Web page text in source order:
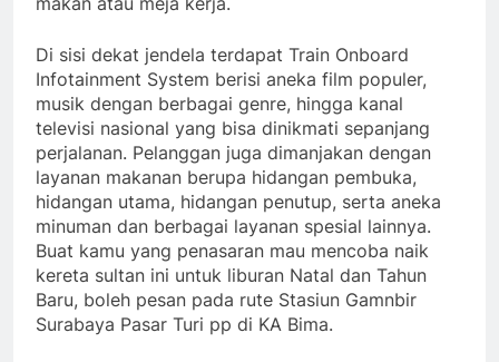
Di sisi dekat jendela terdapat Train Onboard
Infotainment System berisi aneka film populer,
musik dengan berbagai genre, hingga kanal
televisi nasional yang bisa dinikmati sepanjang
perjalanan. Pelanggan juga dimanjakan dengan
layanan makanan berupa hidangan pembuka,
hidangan utama, hidangan penutup, serta aneka
minuman dan berbagai layanan spesial lainnya.
Buat kamu yang penasaran mau mencoba naik
kereta sultan ini untuk liburan Natal dan Tahun
Baru, boleh pesan pada rute Stasiun Gamnbir
Surabaya Pasar Turi pp di KA Bima.